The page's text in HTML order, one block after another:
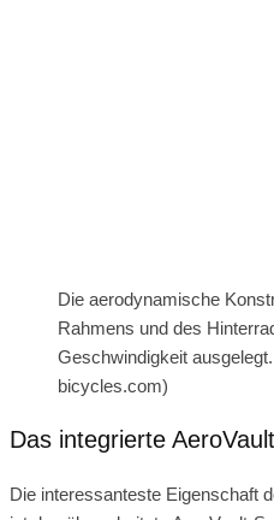
Die aerodynamische
Rahmens und des
Geschwindigkeit
bicycles.com)
Das integrierte
Die interessanteste Eigenschaft